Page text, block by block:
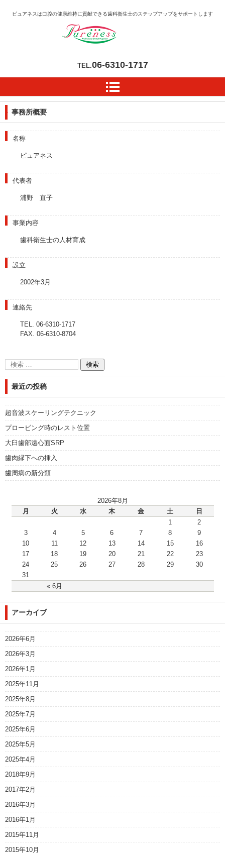
ピュアネスは口腔の健康維持に貢献できる歯科衛生士のステップアップをサポートします
TEL.06-6310-1717
事務所概要
名称
ピュアネス
代表者
浦野 直子
事業内容
歯科衛生士の人材育成
設立
2002年3月
連絡先
TEL. 06-6310-1717
FAX. 06-6310-8704
最近の投稿
超音波スケーリングテクニック
プロービング時のレスト位置
大臼歯部遠心面SRP
歯肉縁下への挿入
歯周病の新分類
2026年8月
月
火 水 木 金 土 日
« 6月
1
2
3
4 5 6 7 8
9
10
11 12 13 14 15
16
17
18 19 20 21 22
23
24
25 26 27 28 29
30
31
アーカイブ
2026年6月
2026年3月
2026年1月
2025年11月
2025年8月
2025年7月
2025年6月
2025年5月
2025年4月
2018年9月
2017年2月
2016年3月
2016年1月
2015年11月
2015年10月